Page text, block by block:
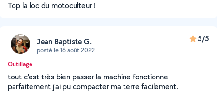
Top la loc du motoculteur !
Jean Baptiste G.
posté le 16 août 2022
5/5
Outillage
tout c'est très bien passer la machine fonctionne
parfaitement j'ai pu compacter ma terre facilement.